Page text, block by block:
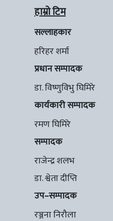
हाम्रो टिम
सल्लाहकार
हरिहर शर्मा
प्रधान सम्पादक
डा. विष्णुविभु घिमिरे
कार्यकारी सम्पादक
रमण घिमिरे
सम्पादक
राजेन्द्र शलभ
डा. श्वेता दीप्ति
उप–सम्पादक
रञ्जना निरौला